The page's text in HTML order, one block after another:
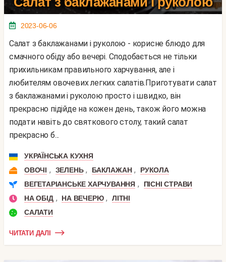
2023-06-06
Салат з баклажанами і руколою - корисне блюдо для
смачного обіду або вечері. Сподобається не тільки
прихильникам правильного харчування, але і
любителям овочевих легких салатів.Приготувати салат
з баклажанами і руколою просто і швидко, він
прекрасно підійде на кожен день, також його можна
подати навіть до святкового столу, такий салат
прекрасно б...
УКРАЇНСЬКА КУХНЯ
ОВОЧІ , ЗЕЛЕНЬ , БАКЛАЖАН ,
РУКОЛА
ВЕГЕТАРІАНСЬКЕ ХАРЧУВАННЯ ,
ПІСНІ СТРАВИ
НА ОБІД , НА ВЕЧЕРЮ ,
ЛІТНІ
САЛАТИ
ЧИТАТИ ДАЛІ